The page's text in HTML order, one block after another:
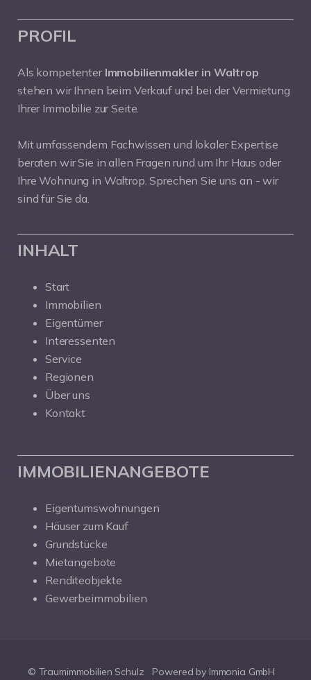
PROFIL
Als kompetenter Immobilienmakler in Waltrop
stehen wir Ihnen beim Verkauf und bei der Vermietung
Ihrer Immobilie zur Seite.
Mit umfassendem Fachwissen und lokaler Expertise
beraten wir Sie in allen Fragen rund um Ihr Haus oder
Ihre Wohnung in Waltrop. Sprechen Sie uns an - wir
sind für Sie da.
INHALT
Start
Immobilien
Eigentümer
Interessenten
Service
Regionen
Über uns
Kontakt
IMMOBILIENANGEBOTE
Eigentumswohnungen
Häuser zum Kauf
Grundstücke
Mietangebote
Renditeobjekte
Gewerbeimmobilien
© Traumimmobilien Schulz Powered by Immonia GmbH